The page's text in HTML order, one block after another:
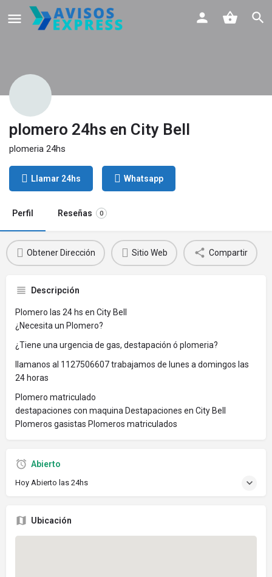
plomero 24hs en City Bell
plomeria 24hs
Llamar 24hs Whatsapp
Perfil Reseñas 0
Obtener Dirección Sitio Web Compartir
Descripción
Plomero las 24 hs en City Bell
¿Necesita un Plomero?
¿Tiene una urgencia de gas, destapación ó plomeria?
llamanos al 1127506607 trabajamos de lunes a domingos las
24 horas
Plomero matriculado
destapaciones con maquina Destapaciones en City Bell
Plomeros gasistas Plomeros matriculados
Abierto
Hoy Abierto las 24hs
Ubicación